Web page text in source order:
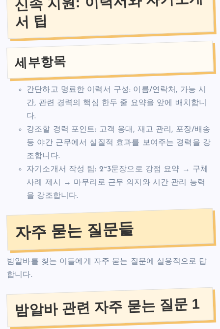
서 팁
세부항목
간단하고 명료한 이력서 구성: 이름/연락처, 가능 시
간, 관련 경력의 핵심 한두 줄 요약을 앞에 배치합니
다.
강조할 경력 포인트: 고객 응대, 재고 관리, 포장/배송
등 야간 근무에서 실질적 효과를 보여주는 경력을 강
조합니다.
자기소개서 작성 팁: 2~3문장으로 강점 요약 → 구체
사례 제시 → 마무리로 근무 의지와 시간 관리 능력
을 강조합니다.
자주 묻는 질문들
밤알바를 찾는 이들에게 자주 묻는 질문에 실용적으로 답
합니다.
밤알바 관련 자주 묻는 질문 1